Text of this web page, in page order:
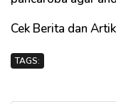
Cek Berita dan
TAGS: